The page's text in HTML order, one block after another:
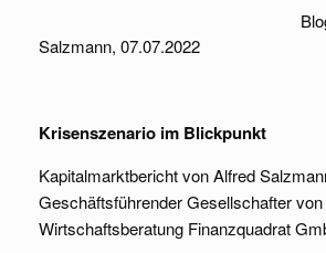
Salzmann, 07.07.2022
Krisenszenario im Blickpunkt
Kapitalmarktbericht von Alfred
Geschäftsführender Gesellschafter von
Wirtschaftsberatung Finanzquadrat